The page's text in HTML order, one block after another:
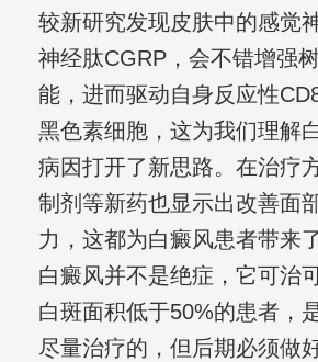
较新研究发现皮肤中的感觉
神经肽CGRP，会不错增强
能，进而驱动自身反应性
黑色素细胞，这为我们理解
病因打开了新思路。在治疗
制剂等新药也显示出改善面
力，这都为白癜风患者带来
白癜风并不是绝症，它可治
白斑面积低于50%的患者，
尽量治疗的，但后期必须做